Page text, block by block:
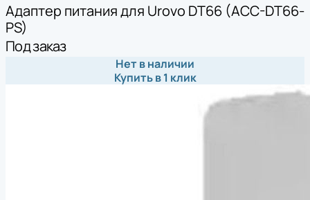
Адаптер питания для Urovo DT66 (ACC-DT66-
PS)
Под заказ
Нет в наличии
Купить в 1 клик